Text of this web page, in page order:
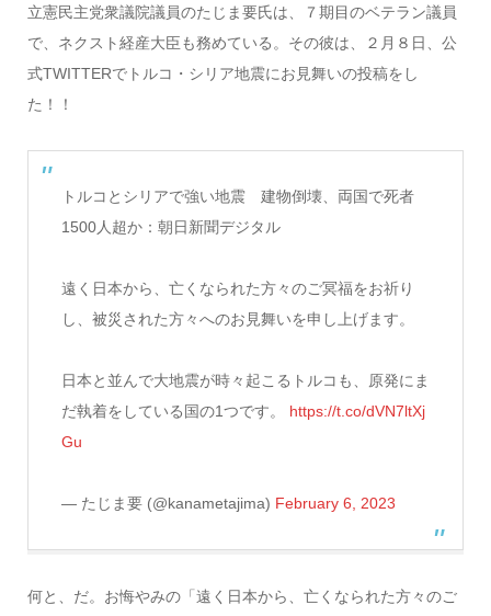
立憲民主党衆議院議員のたじま要氏は、７期目のベテラン議員
で、ネクスト経産大臣も務めている。その彼は、２月８日、公
式TWITTERでトルコ・シリア地震にお見舞いの投稿をし
た！！
トルコとシリアで強い地震 建物倒壊、両国で死者
1500人超か：朝日新聞デジタル
遠く日本から、亡くなられた方々のご冥福をお祈り
し、被災された方々へのお見舞いを申し上げます。
日本と並んで大地震が時々起こるトルコも、原発にま
だ執着をしている国の1つです。 https://t.co/dVN7ltXj
Gu
— たじま要 (@kanametajima) February 6, 2023
何と、だ。お悔やみの「遠く日本から、亡くなられた方々のご